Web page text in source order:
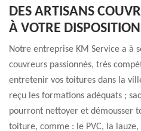
DES ARTISANS
À VOTRE DISPOSITION
Notre entreprise KM Service a à
couvreurs passionnés, très
entretenir vos toitures dans la
reçu les formations adéquats ;
pourront nettoyer et démousser
toiture, comme : le PVC, la